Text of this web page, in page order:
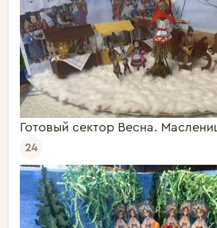
Готовый сектор Весна.
24